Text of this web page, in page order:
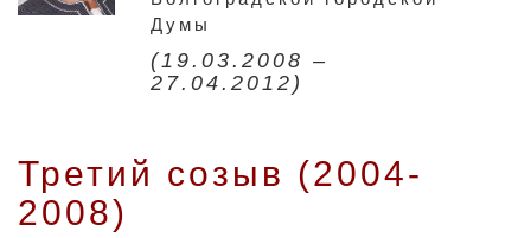
Думы
(19.03.2008 –
27.04.2012)
Третий созыв (2004-
2008)